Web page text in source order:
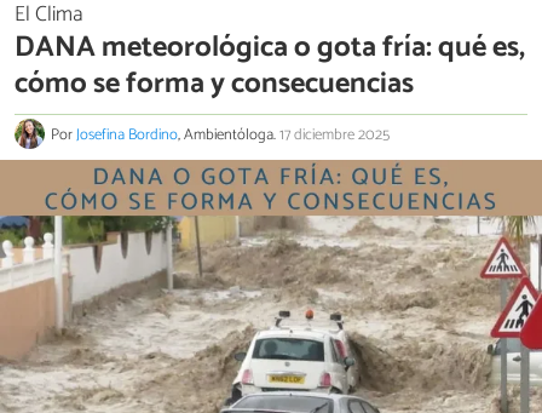
El Clima
DANA meteorológica o gota fría: qué es,
cómo se forma y consecuencias
PorJosefina Bordino, Ambientóloga.17 diciembre 2025